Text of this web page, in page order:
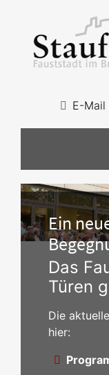
E-Mail
Ein
Das
Türen
Die
hier: